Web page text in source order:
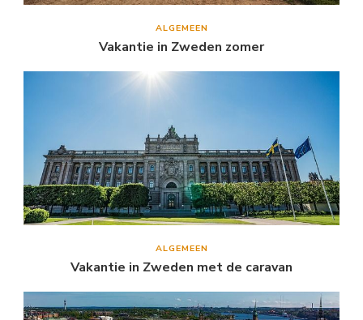
ALGEMEEN
Vakantie in Zweden zomer
ALGEMEEN
Vakantie in Zweden met de caravan